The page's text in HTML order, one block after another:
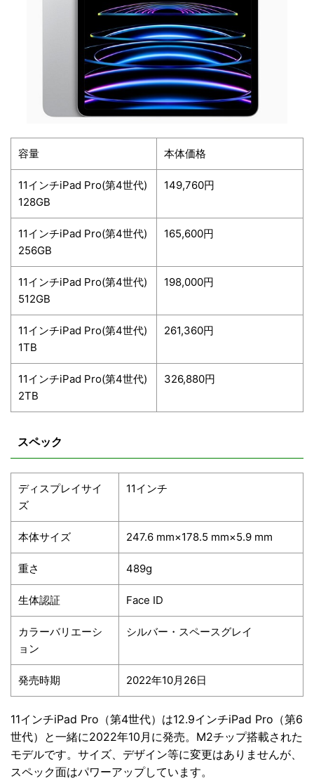
容量 本体価格
11インチiPad Pro(第4世代)
128GB
149,760円
11インチiPad Pro(第4世代)
256GB
165,600円
11インチiPad Pro(第4世代)
512GB
198,000円
11インチiPad Pro(第4世代)
1TB
261,360円
11インチiPad Pro(第4世代)
2TB
326,880円
スペック
ディスプレイサイ
ズ
11インチ
本体サイズ 247.6 mm×178.5 mm×5.9 mm
重さ 489g
生体認証 Face ID
カラーバリエーシ
ョン
シルバー・スペースグレイ
発売時期 2022年10月26日
11インチiPad Pro（第4世代）は12.9インチiPad Pro（第6
世代）と一緒に2022年10月に発売。M2チップ搭載された
モデルです。サイズ、デザイン等に変更はありませんが、
スペック面はパワーアップしています。